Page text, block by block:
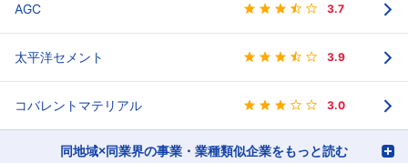
AGC 3.7
太平洋セメント 3.9
コバレントマテリアル 3.0
同地域×同業界の事業・業種類似企業をもっと読む